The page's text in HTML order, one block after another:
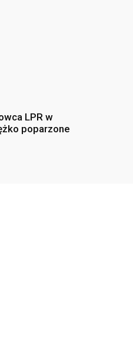
LPR w
poparzone